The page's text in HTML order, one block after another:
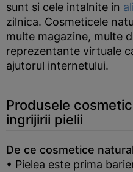
sunt si cele intalnite in
zilnica. Cosmeticele
multe magazine, multe
reprezentante virtuale
ajutorul internetului.
Produsele
ingrijirii pielii
De ce cosmetice
• Pielea este prima